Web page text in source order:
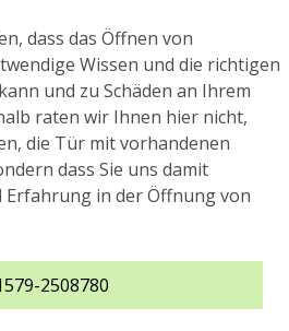
dass das Öffnen von
Wissen und die richtigen
und zu Schäden an Ihrem
raten wir Ihnen hier nicht,
die Tür mit vorhandenen
dass Sie uns damit
Erfahrung in der Öffnung von
2508780